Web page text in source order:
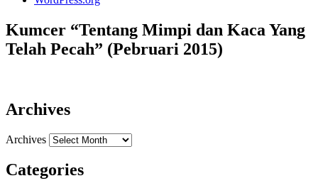
Kumcer “Tentang Mimpi dan Kaca Yang
Telah Pecah” (Pebruari 2015)
Archives
Archives
Categories